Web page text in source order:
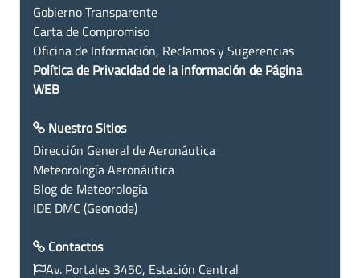
Gobierno Transparente
Carta de Compromiso
Oficina de Información, Reclamos y Sugerencias
Política de Privacidad de la información de Página
WEB
Nuestro Sitios
Dirección General de Aeronáutica
Meteorología Aeronáutica
Blog de Meteorología
IDE DMC (Geonode)
Contactos
Av. Portales 3450, Estación Central